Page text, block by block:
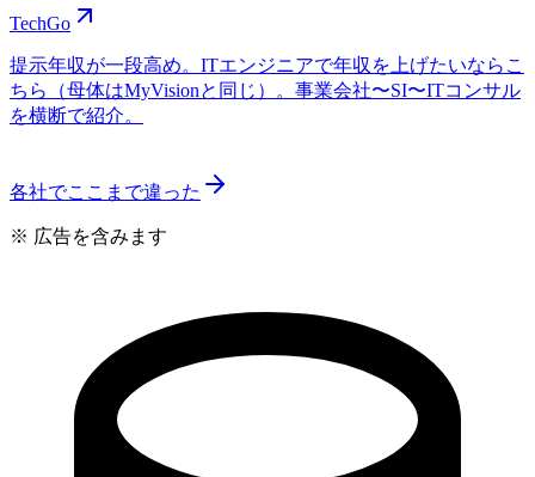
TechGo
提示年収が一段高め。ITエンジニアで年収を上げたいならこ
ちら（母体はMyVisionと同じ）。事業会社〜SI〜ITコンサル
を横断で紹介。
各社でここまで違った
※ 広告を含みます